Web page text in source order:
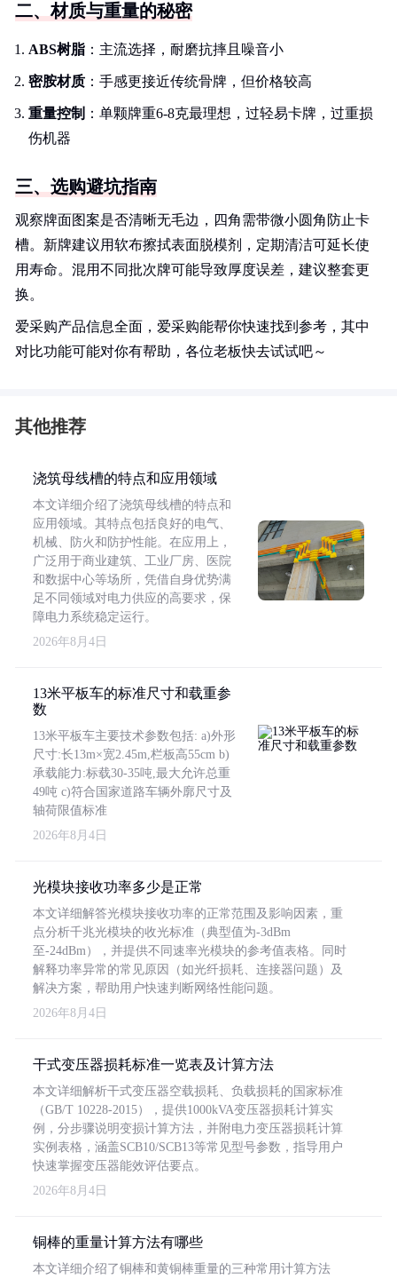
二、材质与重量的秘密
ABS树脂 ：主流选择，耐磨抗摔且噪音小
密胺材质 ：手感更接近传统骨牌，但价格较高
重量控制 ：单颗牌重6-8克最理想，过轻易卡牌，过重损
伤机器
三、选购避坑指南
观察牌面图案是否清晰无毛边，四角需带微小圆角防止卡
槽。新牌建议用软布擦拭表面脱模剂，定期清洁可延长使
用寿命。混用不同批次牌可能导致厚度误差，建议整套更
换。
爱采购产品信息全面，爱采购能帮你快速找到参考，其中
对比功能可能对你有帮助，各位老板快去试试吧～
其他推荐
浇筑母线槽的特点和应用领域
本文详细介绍了浇筑母线槽的特点和
应用领域。其特点包括良好的电气、
机械、防火和防护性能。在应用上，
广泛用于商业建筑、工业厂房、医院
和数据中心等场所，凭借自身优势满
足不同领域对电力供应的高要求，保
障电力系统稳定运行。
2026年8月4日
13米平板车的标准尺寸和载重参
数
13米平板车主要技术参数包括: a)外形
尺寸:长13m×宽2.45m,栏板高55cm b)
承载能力:标载30-35吨,最大允许总重
49吨 c)符合国家道路车辆外廓尺寸及
轴荷限值标准
2026年8月4日
光模块接收功率多少是正常
本文详细解答光模块接收功率的正常范围及影响因素，重
点分析千兆光模块的收光标准（典型值为-3dBm
至-24dBm），并提供不同速率光模块的参考值表格。同时
解释功率异常的常见原因（如光纤损耗、连接器问题）及
解决方案，帮助用户快速判断网络性能问题。
2026年8月4日
干式变压器损耗标准一览表及计算方法
本文详细解析干式变压器空载损耗、负载损耗的国家标准
（GB/T 10228-2015），提供1000kVA变压器损耗计算实
例，分步骤说明变损计算方法，并附电力变压器损耗计算
实例表格，涵盖SCB10/SCB13等常见型号参数，指导用户
快速掌握变压器能效评估要点。
2026年8月4日
铜棒的重量计算方法有哪些
本文详细介绍了铜棒和黄铜棒重量的三种常用计算方法